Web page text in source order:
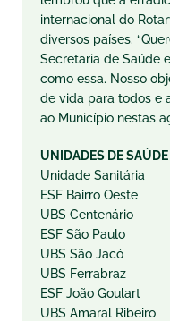
internacional do
diversos países.
Secretaria de Saúde
como essa. Nosso
de vida para todos e
ao Município nestas
UNIDADES DE
Unidade Sanitária
ESF Bairro Oeste
UBS Centenário
ESF São Paulo
UBS São Jacó
UBS Ferrabraz
ESF João Goulart
UBS Amaral Ribeiro